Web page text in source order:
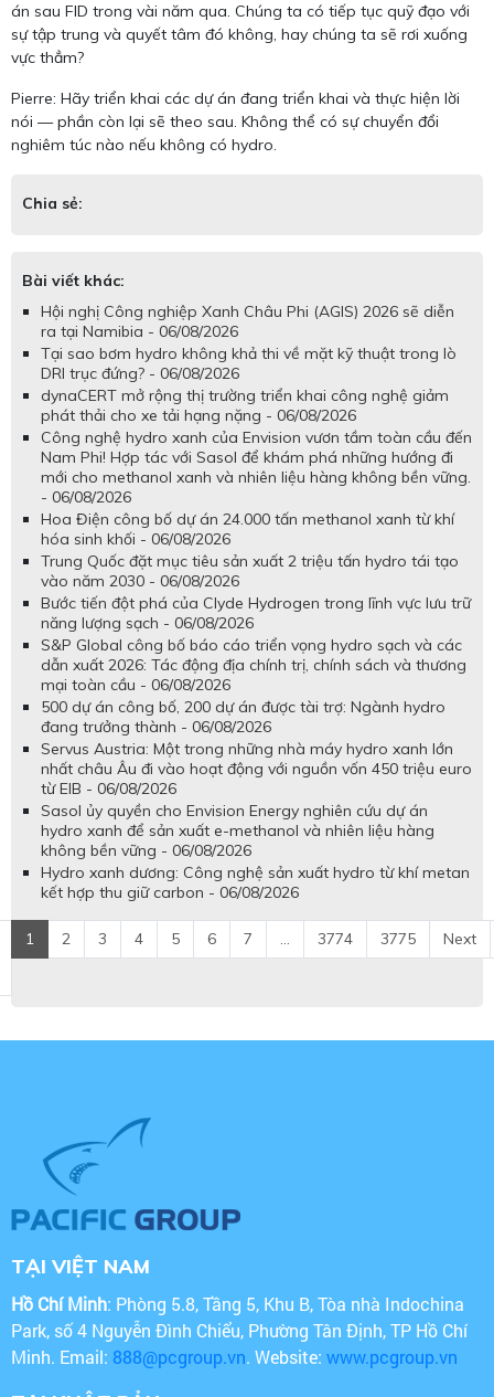
án sau FID trong vài năm qua. Chúng ta có tiếp tục quỹ đạo với
sự tập trung và quyết tâm đó không, hay chúng ta sẽ rơi xuống
vực thẳm?
Pierre: Hãy triển khai các dự án đang triển khai và thực hiện lời
nói — phần còn lại sẽ theo sau. Không thể có sự chuyển đổi
nghiêm túc nào nếu không có hydro.
Chia sẻ:
Bài viết khác:
Hội nghị Công nghiệp Xanh Châu Phi (AGIS) 2026 sẽ diễn
ra tại Namibia - 06/08/2026
Tại sao bơm hydro không khả thi về mặt kỹ thuật trong lò
DRI trục đứng? - 06/08/2026
dynaCERT mở rộng thị trường triển khai công nghệ giảm
phát thải cho xe tải hạng nặng - 06/08/2026
Công nghệ hydro xanh của Envision vươn tầm toàn cầu đến
Nam Phi! Hợp tác với Sasol để khám phá những hướng đi
mới cho methanol xanh và nhiên liệu hàng không bền vững.
- 06/08/2026
Hoa Điện công bố dự án 24.000 tấn methanol xanh từ khí
hóa sinh khối - 06/08/2026
Trung Quốc đặt mục tiêu sản xuất 2 triệu tấn hydro tái tạo
vào năm 2030 - 06/08/2026
Bước tiến đột phá của Clyde Hydrogen trong lĩnh vực lưu trữ
năng lượng sạch - 06/08/2026
S&P Global công bố báo cáo triển vọng hydro sạch và các
dẫn xuất 2026: Tác động địa chính trị, chính sách và thương
mại toàn cầu - 06/08/2026
500 dự án công bố, 200 dự án được tài trợ: Ngành hydro
đang trưởng thành - 06/08/2026
Servus Austria: Một trong những nhà máy hydro xanh lớn
nhất châu Âu đi vào hoạt động với nguồn vốn 450 triệu euro
từ EIB - 06/08/2026
Sasol ủy quyền cho Envision Energy nghiên cứu dự án
hydro xanh để sản xuất e-methanol và nhiên liệu hàng
không bền vững - 06/08/2026
Hydro xanh dương: Công nghệ sản xuất hydro từ khí metan
kết hợp thu giữ carbon - 06/08/2026
1 2 3 4 5 6 7 ... 3774 3775 Next
TẠI VIỆT NAM
Hồ Chí Minh: Phòng 5.8, Tầng 5, Khu B, Tòa nhà Indochina
Park, số 4 Nguyễn Đình Chiểu, Phường Tân Định, TP Hồ Chí
Minh. Email: 888@pcgroup.vn. Website: www.pcgroup.vn